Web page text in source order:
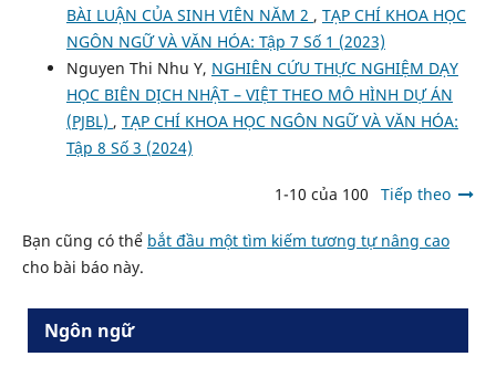
BÀI LUẬN CỦA SINH VIÊN NĂM 2 , TẠP CHÍ KHOA HỌC
NGÔN NGỮ VÀ VĂN HÓA: Tập 7 Số 1 (2023)
Nguyen Thi Nhu Y, NGHIÊN CỨU THỰC NGHIỆM DẠY
HỌC BIÊN DỊCH NHẬT – VIỆT THEO MÔ HÌNH DỰ ÁN
(PJBL) , TẠP CHÍ KHOA HỌC NGÔN NGỮ VÀ VĂN HÓA:
Tập 8 Số 3 (2024)
1-10 của 100 Tiếp theo
Bạn cũng có thể bắt đầu một tìm kiếm tương tự nâng cao
cho bài báo này.
Ngôn ngữ